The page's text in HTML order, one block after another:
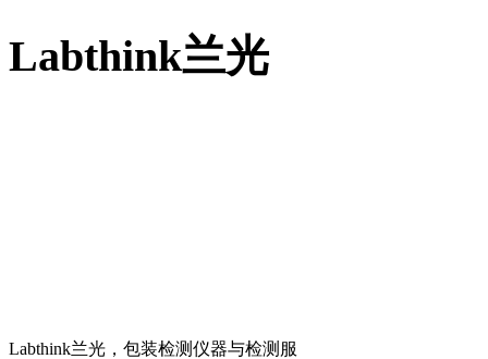
Labthink兰光
Labthink兰光，包装检测仪器与检测服